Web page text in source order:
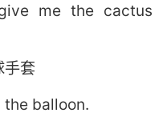
me the cactus
手套
balloon.